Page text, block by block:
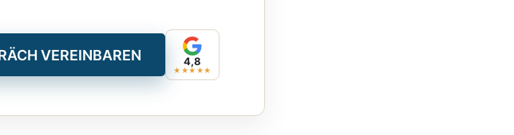
VEREINBAREN 4,8
★★★★★